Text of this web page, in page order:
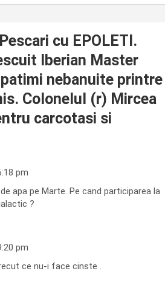
Pescari cu EPOLETI.
Iberian Master
nebanuite printre
Colonelul (r) Mircea
carcotasi si
pm
apa pe Marte. Pe cand participarea la
?
pm
ce nu-i face cinste .